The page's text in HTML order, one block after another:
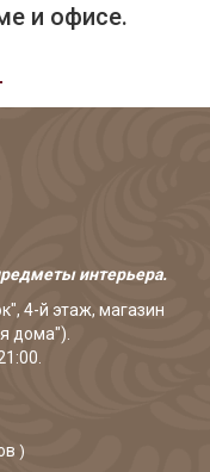
и офисе.
интерьера.
4-й этаж, магазин
дома").
)